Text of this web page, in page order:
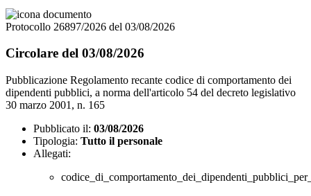
Protocollo 26897/2026 del 03/08/2026
Circolare del 03/08/2026
Pubblicazione Regolamento recante codice di comportamento dei
dipendenti pubblici, a norma dell'articolo 54 del decreto legislativo
30 marzo 2001, n. 165
Pubblicato il: 03/08/2026
Tipologia: Tutto il personale
Allegati: